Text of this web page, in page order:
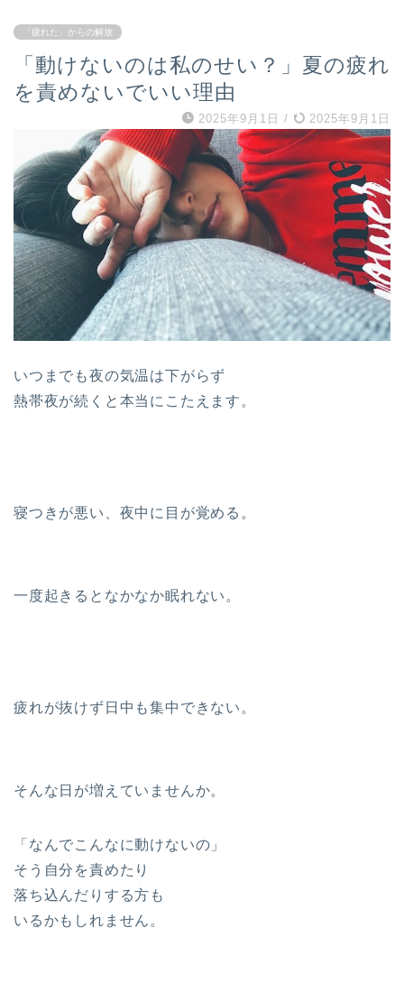
「疲れた」からの解放
「動けないのは私のせい？」夏の疲れ
を責めないでいい理由
2025年9月1日 / 2025年9月1日
いつまでも夜の気温は下がらず
熱帯夜が続くと本当にこたえます。
寝つきが悪い、夜中に目が覚める。
一度起きるとなかなか眠れない。
疲れが抜けず日中も集中できない。
そんな日が増えていませんか。
「なんでこんなに動けないの」
そう自分を責めたり
落ち込んだりする方も
いるかもしれません。